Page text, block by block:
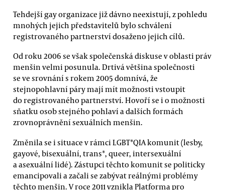
Tehdejší gay organizace již dávno neexistují, z pohledu
mnohých jejich představitelů bylo schválení
registrovaného partnerství dosaženo jejich cílů.
Od roku 2006 se však společenská diskuse v oblasti práv
menšin velmi posunula. Drtivá většina společnosti
se ve srovnání s rokem 2005 domnívá, že
stejnopohlavní páry mají mít možnosti vstoupit
do registrovaného partnerství. Hovoří se i o možnosti
sňatku osob stejného pohlaví a dalších formách
zrovnoprávnění sexuálních menšin.
Změnila se i situace v rámci LGBT*QIA komunit (lesby,
gayové, bisexuální, trans*, queer, intersexuální
a asexuální lidé). Zástupci těchto komunit se politicky
emancipovali a začali se zabývat reálnými problémy
těchto menšin. V roce 2011 vznikla Platforma pro